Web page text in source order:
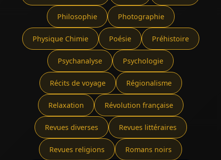
Philosophie Photographie
Physique Chimie Poésie Préhistoire
Psychanalyse Psychologie
Récits de voyage Régionalisme
Relaxation Révolution française
Revues diverses Revues littéraires
Revues religions Romans noirs